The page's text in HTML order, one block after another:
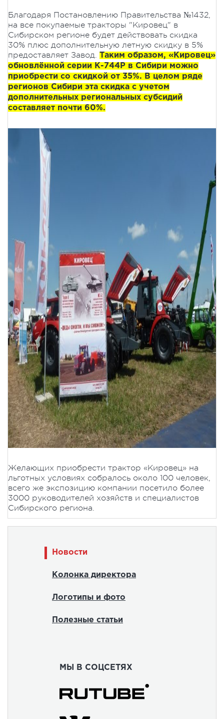
Благодаря Постановлению Правительства №1432,
на все покупаемые тракторы "Кировец" в
Сибирском регионе будет действовать скидка
30% плюс дополнительную летную скидку в 5%
предоставляет Завод. Таким образом, «Кировец»
обновлённой серии К-744Р в Сибири можно
приобрести со скидкой от 35%. В целом ряде
регионов Сибири эта скидка с учетом
дополнительных региональных субсидий
составляет почти 60%.
Желающих приобрести трактор «Кировец» на
льготных условиях собралось около 100 человек,
всего же экспозицию компании посетило более
3000 руководителей хозяйств и специалистов
Сибирского региона.
Новости
Колонка директора
Логотипы и фото
Полезные статьи
МЫ В СОЦСЕТЯХ